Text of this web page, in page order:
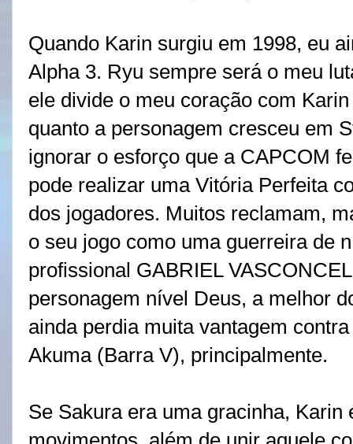
Quando Karin surgiu em 1998, eu
Alpha 3. Ryu sempre será o meu
ele divide o meu coração com
quanto a personagem cresceu em
ignorar o esforço que a CAPCOM
pode realizar uma Vitória Perfeita
dos jogadores. Muitos reclamam,
o seu jogo como uma guerreira de
profissional GABRIEL
personagem nível Deus, a melhor
ainda perdia muita vantagem
Akuma (Barra V), principalmente.
Se Sakura era uma gracinha, Karin